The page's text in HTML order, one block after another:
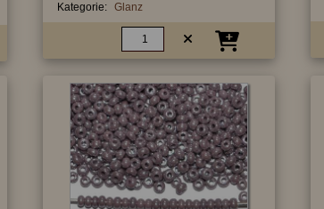
Kategorie: Glanz